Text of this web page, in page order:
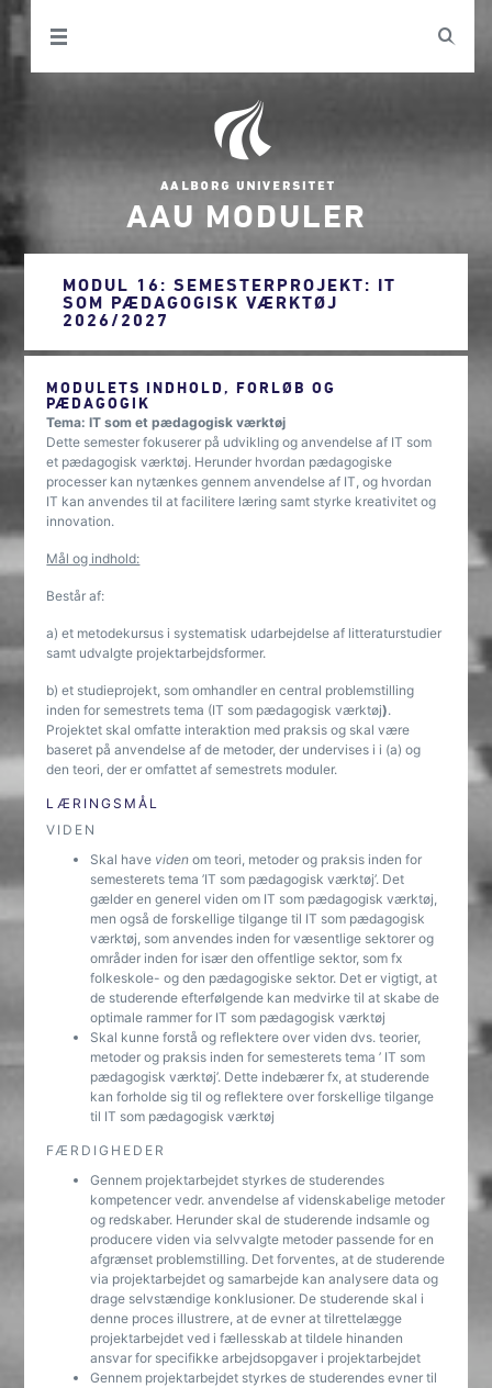
AAU MODULER
MODUL 16: SEMESTERPROJEKT: IT
SOM PÆDAGOGISK VÆRKTØJ
2026/2027
MODULETS INDHOLD, FORLØB OG
PÆDAGOGIK
Tema: IT som et pædagogisk værktøj
Dette semester fokuserer på udvikling og anvendelse af IT som
et pædagogisk værktøj. Herunder hvordan pædagogiske
processer kan nytænkes gennem anvendelse af IT, og hvordan
IT kan anvendes til at facilitere læring samt styrke kreativitet og
innovation.
Mål og indhold:
Består af:
a) et metodekursus i systematisk udarbejdelse af litteraturstudier
samt udvalgte projektarbejds­former.
b) et studieprojekt, som omhandler en central problemstilling
inden for semestrets tema (IT som pædagogisk værktøj).
Projektet skal omfatte interaktion med praksis og skal være
baseret på anvendelse af de metoder, der undervises i i (a) og
den teori, der er omfattet af semestrets moduler.
LÆRINGSMÅL
VIDEN
Skal have viden om teori, metoder og praksis inden for
semesterets tema ’IT som pædagogisk værktøj’. Det
gælder en generel viden om IT som pædagogisk værktøj,
men også de forskellige tilgange til IT som pædagogisk
værktøj, som anvendes inden for væsentlige sektorer og
områder inden for især den offentlige sektor, som fx
folkeskole- og den pædagogiske sektor. Det er vigtigt, at
de studerende efterfølgende kan medvirke til at skabe de
optimale rammer for IT som pædagogisk værktøj
Skal kunne forstå og reflektere over viden dvs. teorier,
metoder og praksis inden for semesterets tema ’ IT som
pædagogisk værktøj’. Dette indebærer fx, at studerende
kan forholde sig til og reflektere over forskellige tilgange
til IT som pædagogisk værktøj
FÆRDIGHEDER
Gennem projektarbejdet styrkes de studerendes
kompetencer vedr. anvendelse af videnskabelige metoder
og redskaber. Herunder skal de studerende indsamle og
producere viden via selvvalgte metoder passende for en
afgrænset problemstilling. Det forventes, at de studerende
via projektarbejdet og samarbejde kan analysere data og
drage selvstændige konklusioner. De studerende skal i
denne proces illustrere, at de evner at tilrettelægge
projektarbejdet ved i fællesskab at tildele hinanden
ansvar for specifikke arbejdsopgaver i projektarbejdet
Gennem projektarbejdet styrkes de studerendes evner til